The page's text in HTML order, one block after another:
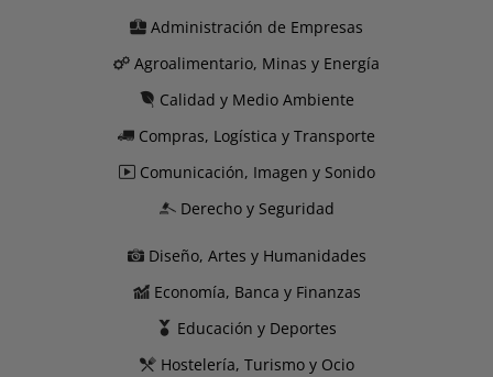
Administración de Empresas
Agroalimentario, Minas y Energía
Calidad y Medio Ambiente
Compras, Logística y Transporte
Comunicación, Imagen y Sonido
Derecho y Seguridad
Diseño, Artes y Humanidades
Economía, Banca y Finanzas
Educación y Deportes
Hostelería, Turismo y Ocio